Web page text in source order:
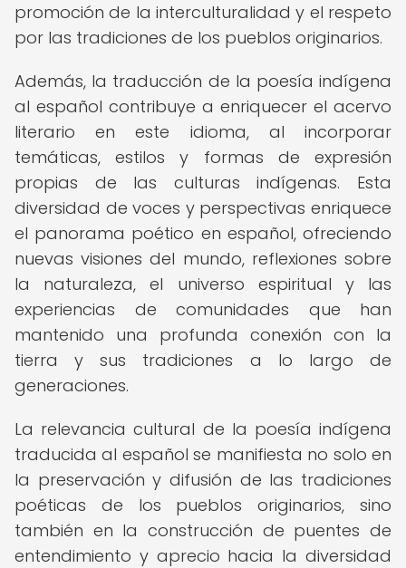
promoción de la interculturalidad y el respeto
por las tradiciones de los pueblos originarios.
Además, la traducción de la poesía indígena
al español contribuye a enriquecer el acervo
literario en este idioma, al incorporar
temáticas, estilos y formas de expresión
propias de las culturas indígenas. Esta
diversidad de voces y perspectivas enriquece
el panorama poético en español, ofreciendo
nuevas visiones del mundo, reflexiones sobre
la naturaleza, el universo espiritual y las
experiencias de comunidades que han
mantenido una profunda conexión con la
tierra y sus tradiciones a lo largo de
generaciones.
La relevancia cultural de la poesía indígena
traducida al español se manifiesta no solo en
la preservación y difusión de las tradiciones
poéticas de los pueblos originarios, sino
también en la construcción de puentes de
entendimiento y aprecio hacia la diversidad